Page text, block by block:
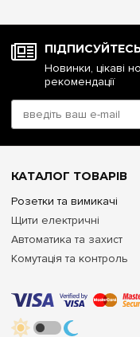
Новинки, цікаві
рекомендації
КАТАЛОГ ТОВАРІВ
Розетки та вимикачі
Щити електричні
Автоматика та захист
Комутація та контроль